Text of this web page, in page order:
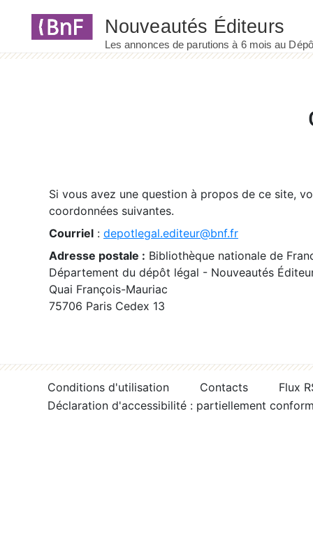
Si vous avez une question à propos de ce site,
coordonnées suivantes.
Courriel : depotlegal.editeur@bnf.fr
Adresse postale : Bibliothèque nationale de
Département du dépôt légal - Nouveautés
Quai François-Mauriac
75706 Paris Cedex 13
Conditions d'utilisation Contacts
Flux
Déclaration d'accessibilité : partiellement